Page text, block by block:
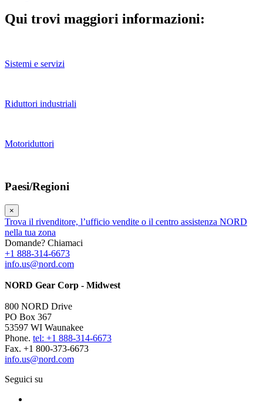
Qui trovi maggiori informazioni:
Sistemi e servizi
Riduttori industriali
Motoriduttori
Paesi/Regioni
×
Trova il rivenditore, l’ufficio vendite o il centro assistenza NORD
nella tua zona
Domande? Chiamaci
+1 888-314-6673
info.us@nord.com
NORD Gear Corp - Midwest
800 NORD Drive
PO Box 367
53597 WI Waunakee
Phone. tel: +1 888-314-6673
Fax. +1 800-373-6673
info.us@nord.com
Seguici su